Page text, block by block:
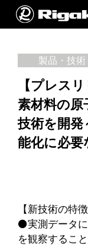
製品・技術
【プレス
素材料の原
技術を開発
能化に必要
【新技術の特徴
⚫実測データ
を観察するこ